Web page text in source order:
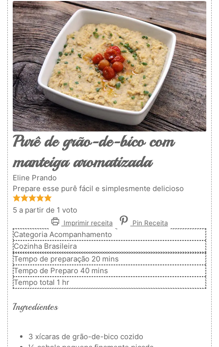
Purê de grão-de-bico com
manteiga aromatizada
Eline Prando
Prepare esse purê fácil e simplesmente delicioso
5 a partir de 1 voto
Imprimir receita Pin Receita
Categoria Acompanhamento
Cozinha Brasileira
Tempo de preparação 20minutos
mins
Tempo de Preparo 40minutos
mins
Tempo total 1 hora
hr
Ingredientes
3 xícaras de grão-de-bico cozido